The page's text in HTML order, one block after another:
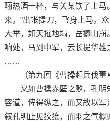
酾热酒一杯，与关某饮了上马
来。”出帐提刀，飞身上马。
大举，如天摧地塌，岳撼山
响处，马到中军，云长提华雄
……
（第九回《曹操起兵伐董
又如曹操赤壁之败，孔明
容道，俾得纵之，而又故以
叙孔明止见狡狯，而羽之气